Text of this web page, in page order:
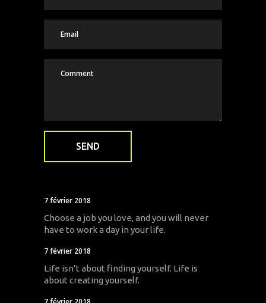
7 février 2018
Choose a job you love, and you will never
have to work a day in your life.
7 février 2018
Life isn’t about finding yourself. Life is
about creating yourself.